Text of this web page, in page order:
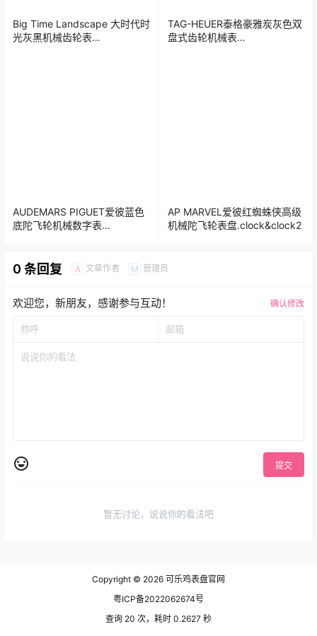
Big Time Landscape 大时代时
光灰黑机械齿轮表
TAG-HEUER泰格豪雅炭灰色双
盘式齿轮机械表
AUDEMARS PIGUET爱彼蓝色
底陀飞轮机械数字表
AP MARVEL爱彼红蜘蛛侠高级
机械陀飞轮表盘.clock&clock2
0 条回复 A 文章作者 M 管理员
欢迎您，新朋友，感谢参与互动！ 确认修改
提交
暂无讨论，说说你的看法吧
Copyright © 2026 可乐鸡表盘官网
粤ICP备2022062674号
查询 20 次，耗时 0.2627 秒